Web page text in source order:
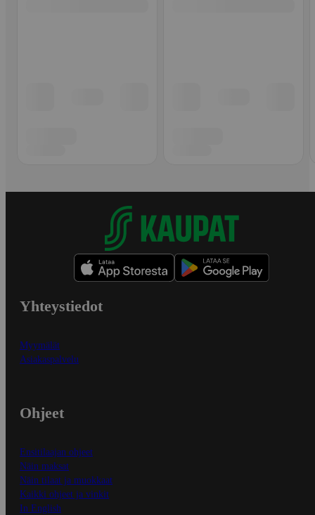
Yhteystiedot
Myymälät
Asiakaspalvelu
Ohjeet
Ensitilaajan ohjeet
Näin maksat
Näin tilaat ja muokkaat
Kaikki ohjeet ja vinkit
In English